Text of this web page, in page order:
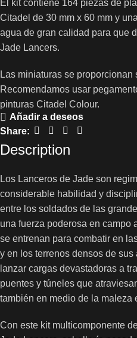
El kit contiene 164 piezas de
Citadel de 30 mm x 60 mm y
agua de gran calidad para que
Jade Lancers.
Las miniaturas se proporcionan
Recomendamos usar
pinturas Citadel Colour.
Añadir a deseos
Share:
Description
Los Lanceros de Jade son
considerable habilidad y
entre los soldados de las
una fuerza poderosa en campo
se entrenan para combatir en
y en los terrenos densos de
lanzar cargas devastadoras a
puentes y túneles que
también en medio de la maleza
Con este kit multicomponente